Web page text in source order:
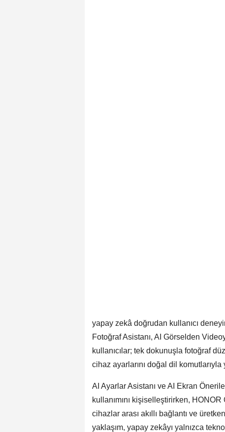
yapay zekâ doğrudan kullanıcı
Fotoğraf Asistanı, AI Görselden
kullanıcılar; tek dokunuşla fotoğraf
cihaz ayarlarını doğal dil
AI Ayarlar Asistanı ve AI Ekran
kullanımını kişiselleştirirken,
cihazlar arası akıllı bağlantı ve
yaklaşım, yapay zekâyı yalnızca